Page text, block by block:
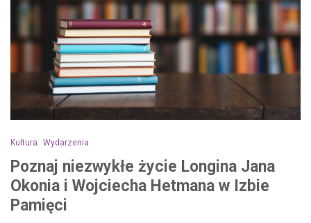
Kultura Wydarzenia
Poznaj niezwykłe życie Longina Jana
Okonia i Wojciecha Hetmana w Izbie
Pamięci